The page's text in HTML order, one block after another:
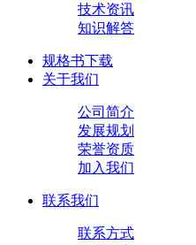
技术资讯
知识解答
规格书下载
关于我们
公司简介
发展规划
荣誉资质
加入我们
联系我们
联系方式